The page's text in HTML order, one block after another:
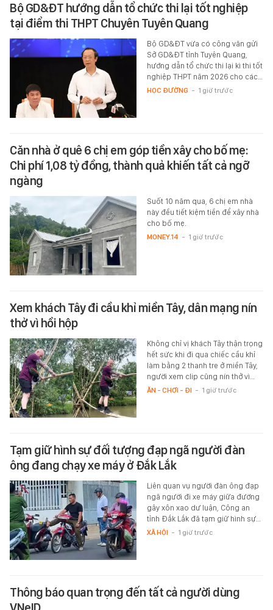
Bộ GD&ĐT hướng dẫn tổ chức thi lại tốt nghiệp
tại điểm thi THPT Chuyên Tuyên Quang
Bộ GD&ĐT vừa có công văn gửi
Sở GD&ĐT tỉnh Tuyên Quang,
hướng dẫn tổ chức thi lại kì thi tốt
nghiệp THPT năm 2026 cho các…
HỌC ĐƯỜNG - 1 giờ trước
Căn nhà ở quê 6 chị em góp tiền xây cho bố mẹ:
Chi phí 1,08 tỷ đồng, thành quả khiến tất cả ngỡ
ngàng
Suốt 10 năm qua, 6 chị em nhà
này đều tiết kiệm tiền để xây nhà
cho bố mẹ.
MONEY.14 - 1 giờ trước
Xem khách Tây đi cầu khỉ miền Tây, dân mạng nín
thở vì hồi hộp
Không chỉ vị khách Tây thận trọng
hết sức khi đi qua chiếc cầu khỉ
làm bằng 2 thanh tre ở miền Tây,
người xem clip cũng nín thở vì…
ĂN - CHƠI - ĐI - 1 giờ trước
Tạm giữ hình sự đối tượng đạp ngã người đàn
ông đang chạy xe máy ở Đắk Lắk
Liên quan vụ người đàn ông đạp
ngã người đi xe máy giữa đường
gây xôn xao dư luận, Công an
tỉnh Đắk Lắk đã tạm giữ hình sự…
XÃ HỘI - 1 giờ trước
Thông báo quan trọng đến tất cả người dùng